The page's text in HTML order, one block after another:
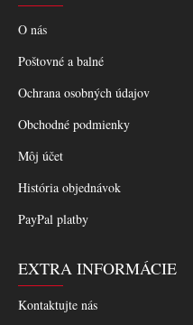
O nás
Poštovné a balné
Ochrana osobných údajov
Obchodné podmienky
Môj účet
História objednávok
PayPal platby
EXTRA INFORMÁCIE
Kontaktujte nás